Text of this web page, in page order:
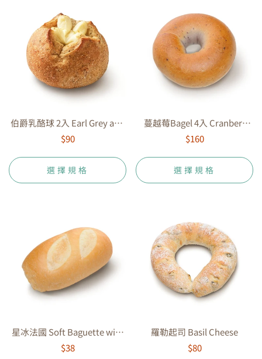
伯爵乳酪球 2入 Earl Grey and
Raisin
$90
選擇規格
蔓越莓Bagel 4入 Cranberr
Bagel
$160
選擇規格
星冰法國 Soft Baguette with
Bretonnes Butter
$38
羅勒起司 Basil Cheese
$80